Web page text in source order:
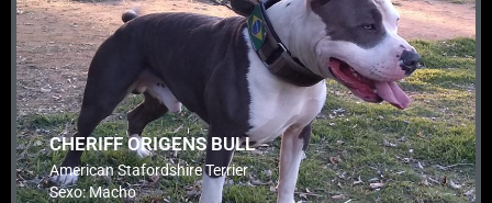
CHERIFF ORIGENS BULL
American Stafordshire Terrier
Sexo: Macho